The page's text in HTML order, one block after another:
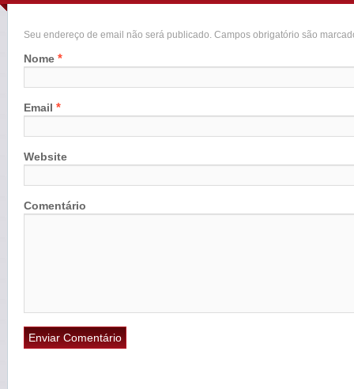
Seu endereço de email não será publicado. Campos obrigatório são
Nome *
Email *
Website
Comentário